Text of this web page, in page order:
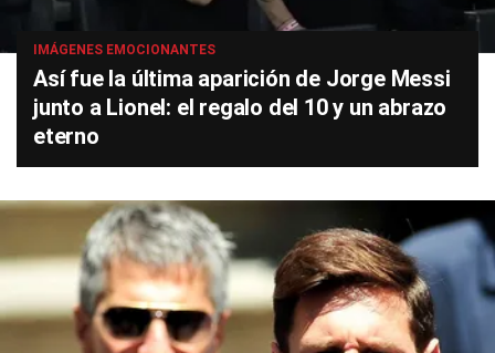
IMÁGENES EMOCIONANTES
Así fue la última aparición de Jorge Messi
junto a Lionel: el regalo del 10 y un abrazo
eterno